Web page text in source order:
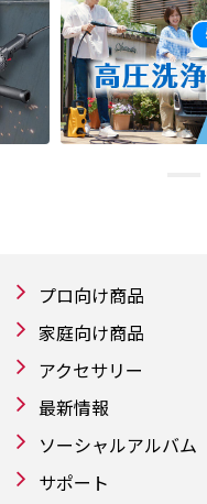
プロ向け商品
家庭向け商品
アクセサリー
最新情報
ソーシャルアルバム
サポート